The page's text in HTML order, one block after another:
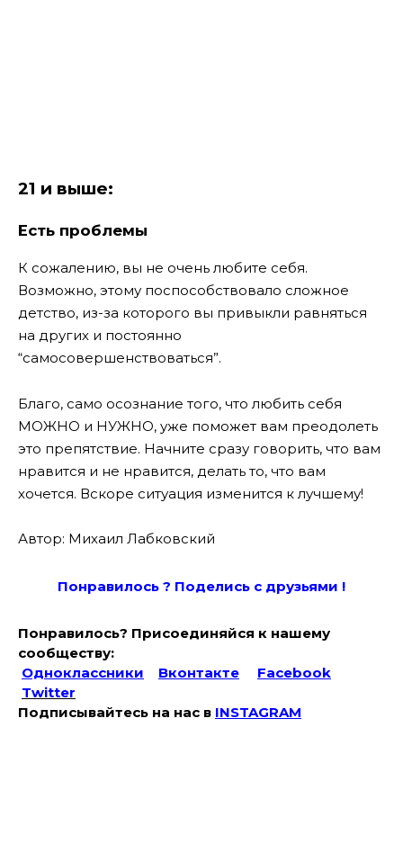
21 и выше:
Есть проблемы
К сожалению, вы не очень любите себя.
Возможно, этому поспособствовало сложное
детство, из-за которого вы привыкли равняться
на других и постоянно
“самосовершенствоваться”.
Благо, само осознание того, что любить себя
МОЖНО и НУЖНО, уже поможет вам преодолеть
это препятствие. Начните сразу говорить, что вам
нравится и не нравится, делать то, что вам
хочется. Вскоре ситуация изменится к лучшему!
Автор: Михаил Лабковский
Понравилось ? Поделись с друзьями !
Понравилось? Присоединяйся к нашему
сообществу:
Одноклассники
Вконтакте
Facebook
Twitter
Подписывайтесь на наc в INSTAGRAM